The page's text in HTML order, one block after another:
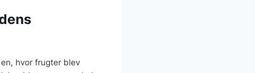
hvor frugter blev